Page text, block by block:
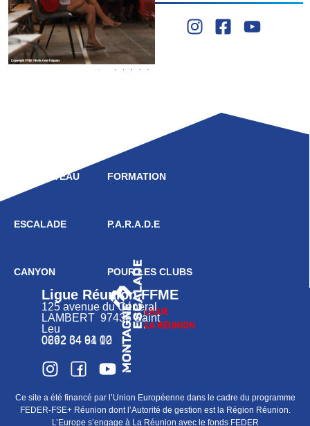
HAUT NIVEAU
ESCALADE
CANYON
FORMATION
P.A.R.A.D.E
POUR LES CLUBS
Ligue Réunion FFME
125 avenue du Général
LAMBERT 97436 Saint
Leu
0262 34 91 02
0692 64 64 10
Ce site a été financé par l’Union Européenne dans le cadre du programme
FEDER-FSE+ Réunion dont l’Autorité de gestion est la Région Réunion.
L’Europe s’engage à La Réunion avec le fonds FEDER